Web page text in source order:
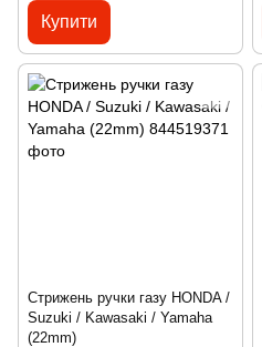
Купити
Стрижень ручки газу HONDA /
Suzuki / Kawasaki / Yamaha
(22mm)